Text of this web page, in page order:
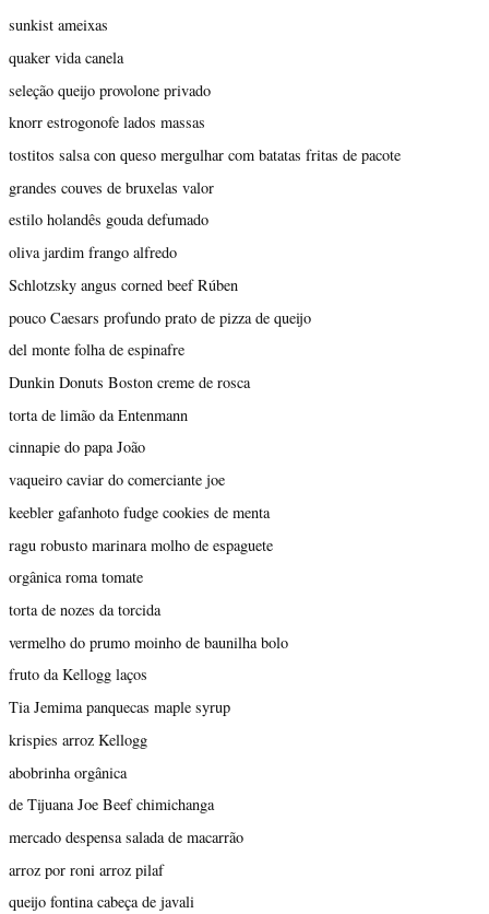
sunkist ameixas
quaker vida canela
seleção queijo provolone privado
knorr estrogonofe lados massas
tostitos salsa con queso mergulhar com batatas fritas de pacote
grandes couves de bruxelas valor
estilo holandês gouda defumado
oliva jardim frango alfredo
Schlotzsky angus corned beef Rúben
pouco Caesars profundo prato de pizza de queijo
del monte folha de espinafre
Dunkin Donuts Boston creme de rosca
torta de limão da Entenmann
cinnapie do papa João
vaqueiro caviar do comerciante joe
keebler gafanhoto fudge cookies de menta
ragu robusto marinara molho de espaguete
orgânica roma tomate
torta de nozes da torcida
vermelho do prumo moinho de baunilha bolo
fruto da Kellogg laços
Tia Jemima panquecas maple syrup
krispies arroz Kellogg
abobrinha orgânica
de Tijuana Joe Beef chimichanga
mercado despensa salada de macarrão
arroz por roni arroz pilaf
queijo fontina cabeça de javali